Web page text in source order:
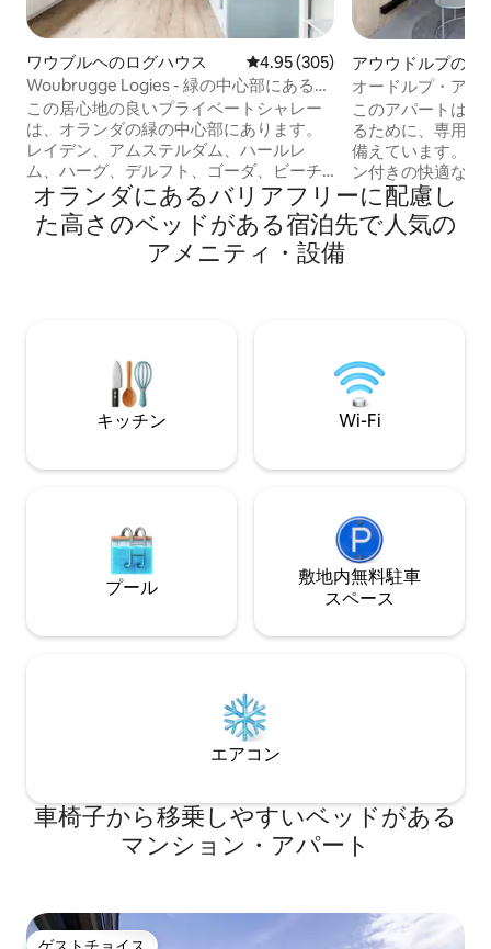
ワウブルヘのログハウス レビュー305件、5つ星中4.95つ
4.95 (305)
Woubrugge Logies - 緑の中心部にあるプ
ライベートシャレー
この居心地の良いプライベートシャレー
は、オランダの緑の中心部にあります。
レイデン、アムステルダム、ハールレ
ム、ハーグ、デルフト、ゴーダ、ビーチ
から車でわずか30分以内です。 ヴォーブ
ルッグ自体は、ブラーセマール湖に流れ
込む特徴的な運河沿いの素敵な小さな町
です。 セーリング、サーフィン、水泳、
に快適にご宿泊いただけます。 ソファベ
ッドはダブルベッドに変換できるので、
シャレーは若いご家族やご友人グループ
にも最適です。 シャレーには専用バスル
ーム：40平方メートル）。 ダブルベッド
ンルームにはテレビ、椅子4脚付きテーブ
ル、コンロ、オーブン、トースター、コ
ーヒーマシンを完備したキッチンがあり
ます（コーヒー、紅茶、オランダのクッ
まれています）。 ゲスト用の電子レンジ
カーを駐輪できます。 4名様に十分なス
ペースがありますが、同じ部屋をシェア
することにご留意ください。 シャレーは
南を向いているので、一日中太陽を楽し
希望の場合は、大きなパラソルの下に座
ることができます。 くつろぐための居心
地の良いベランダと果樹のある芝生もあ
ります。 ゲストは家の前の川沿いの岸壁
みながら、通りすがりのボートの光景を
楽しむことができます。 シャレーは完全
アウウドルプのマ
ン・アパート
オードルプ・アン
快適なアパート
このアパートは、
るために、専用の
備えています。階
ン付きの快適なリ
開放的なドアが多
ます。床暖房に加
ブもあります。 開放的な階段を通って、
シュな天然素材で
階のコンクリート
れています。雰囲
ムには、ソファ
す。キッチンは
にはレトロな
ンロ、冷蔵庫、食
レンジ、電気ケト
バスルームは、小
で南部の雰囲気
鎖されたランド
い村の中心部が
にあります。自
に到着します。ア
居心地が良く、雰
中に入るとすぐ
チスタイルのイン
オランダにあるバリアフリーに配慮し
た高さのベッドがある宿泊先で人気の
アメニティ・設備
キッチン Wi-Fi
プール
敷地内無料駐⁠車
ス⁠ペ⁠ー⁠ス
エアコン
車椅子から移乗しやすいベッドがある
マンション・アパート